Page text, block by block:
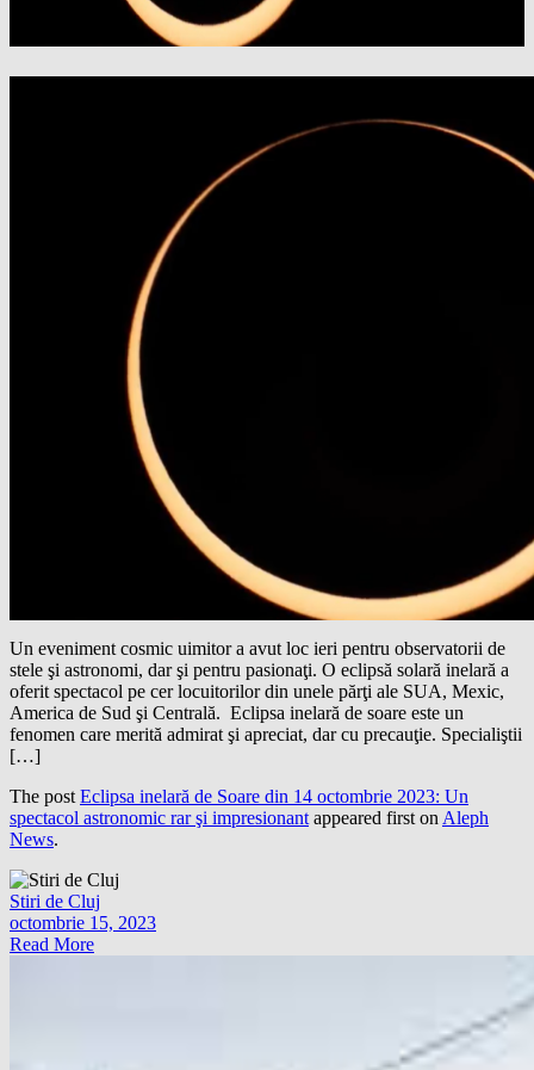
Un eveniment cosmic uimitor a avut loc ieri pentru observatorii de
stele şi astronomi, dar şi pentru pasionaţi. O eclipsă solară inelară a
oferit spectacol pe cer locuitorilor din unele părţi ale SUA, Mexic,
America de Sud şi Centrală. Eclipsa inelară de soare este un
fenomen care merită admirat şi apreciat, dar cu precauţie. Specialiştii
[…]
The post Eclipsa inelară de Soare din 14 octombrie 2023: Un
spectacol astronomic rar şi impresionant appeared first on Aleph
News.
Stiri de Cluj
octombrie 15, 2023
Read More